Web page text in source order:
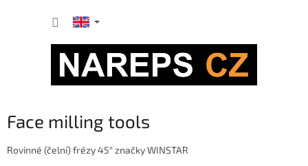
Face milling tools
Rovinné (čelní) frézy 45° značky WINSTAR